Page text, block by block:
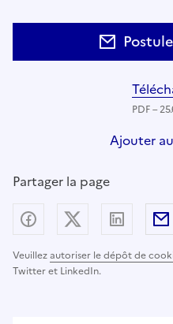
PDF –
Ajouter
Partager la page
Veuillezautoriser le dépôt de
Twitter et LinkedIn.
Partager sur Facebook
Partager